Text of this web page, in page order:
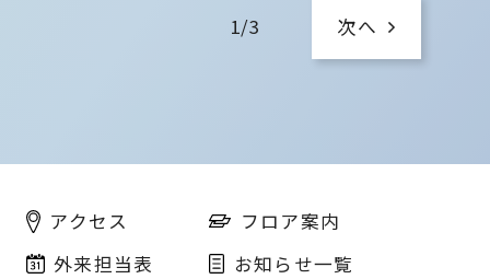
1/3 次へ
アクセス
フロア案内
外来担当表
お知らせ一覧